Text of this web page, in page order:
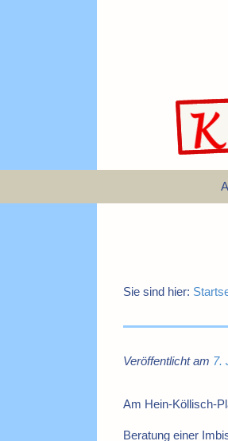
Sie sind hier:
Veröffentlicht am 7.
Am Hein-Köllisch-
Beratung einer